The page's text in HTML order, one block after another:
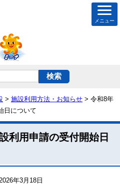
メニュー
> 施設利用方法・お知らせ > 令和8年
日について
利用申請の受付開始日
年3月18日